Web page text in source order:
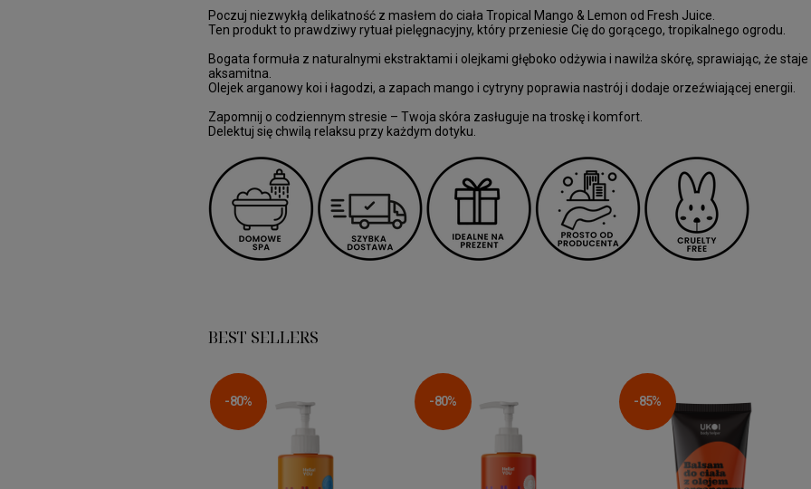
Poczuj niezwykłą delikatność z masłem do ciała Tropical Mango & Lemon od Fresh Juice.
Ten produkt to prawdziwy rytuał pielęgnacyjny, który przeniesie Cię do gorącego, tropikalnego ogrodu.
Bogata formuła z naturalnymi ekstraktami i olejkami głęboko odżywia i nawilża skórę, sprawiając, że
aksamitna.
Olejek arganowy koi i łagodzi, a zapach mango i cytryny poprawia nastrój i dodaje orzeźwiającej energii.
Zapomnij o codziennym stresie – Twoja skóra zasługuje na troskę i komfort.
Delektuj się chwilą relaksu przy każdym dotyku.
BEST SELLERS
-80% -80% -85%